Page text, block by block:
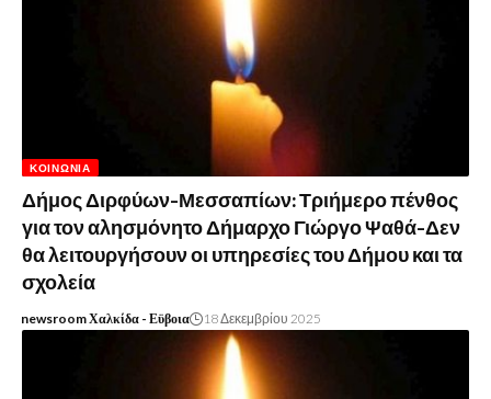
ΚΟΙΝΩΝΊΑ
Δήμος Διρφύων-Μεσσαπίων: Τριήμερο πένθος
για τον αλησμόνητο Δήμαρχο Γιώργο Ψαθά-Δεν
θα λειτουργήσουν οι υπηρεσίες του Δήμου και τα
σχολεία
newsroom Χαλκίδα - Εϋβοια 18 Δεκεμβρίου 2025